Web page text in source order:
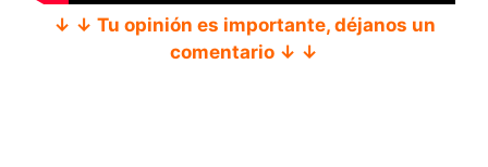
↓ ↓ Tu opinión es importante, déjanos un
comentario ↓ ↓